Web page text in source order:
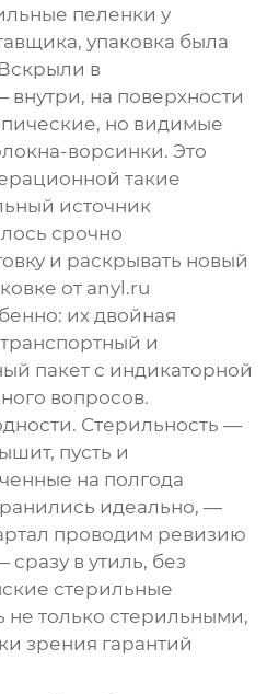
пеленки у
упаковка была
в
на поверхности
но видимые
ворсинки. Это
такие
источник
срочно
и раскрывать новый
от anyl.ru
их двойная
и
пакет с индикаторной
вопросов.
Стерильность —
пусть и
на полгода
идеально, —
проводим ревизию
в утиль, без
стерильные
не только стерильными,
зрения гарантий